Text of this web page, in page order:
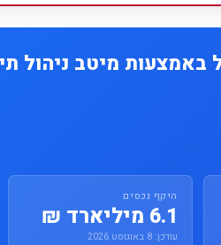
מיטב ניהול
היקף נכסים
6.1 מיליארד ₪
עודכן: 8 באוגוסט 2026